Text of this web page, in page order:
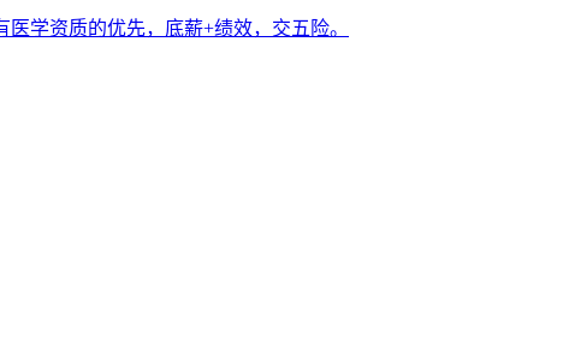
学资质的优先，底薪+绩效，交五险。